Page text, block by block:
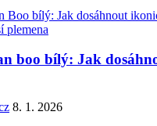
plemena
boo bílý: Jak
8. 1. 2026